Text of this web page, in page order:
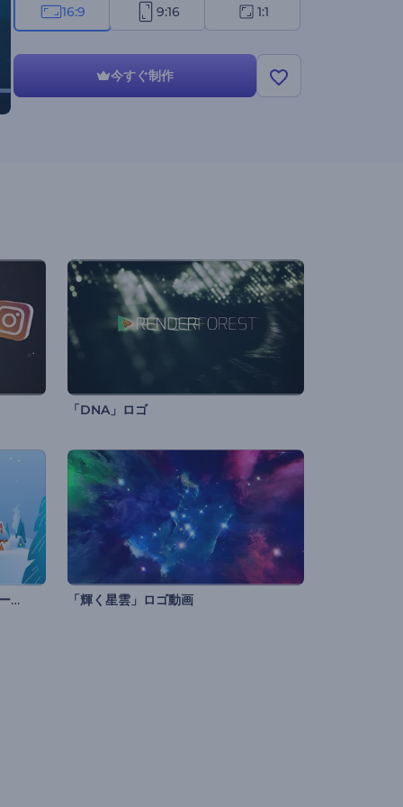
16:9 9:16 1:1
今すぐ制作
「DNA」ロゴ
魅惑的なクリスマスストーリーのープニング動画 「輝く星雲」ロゴ動画